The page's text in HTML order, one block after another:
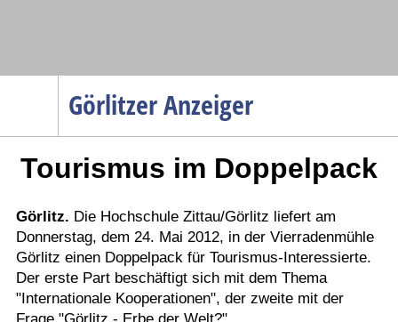
Görlitzer Anzeiger
Menüpunkte
Politik
Gesellschaft
Wirtschaft
Service
Verkehr
Tourismus im Doppelpack
Görlitz. Die Hochschule Zittau/Görlitz liefert am
Donnerstag, dem 24. Mai 2012, in der Vierradenmühle
Görlitz einen Doppelpack für Tourismus-Interessierte.
Der erste Part beschäftigt sich mit dem Thema
"Internationale Kooperationen", der zweite mit der